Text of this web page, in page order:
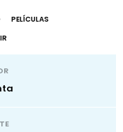
PELÍCULAS